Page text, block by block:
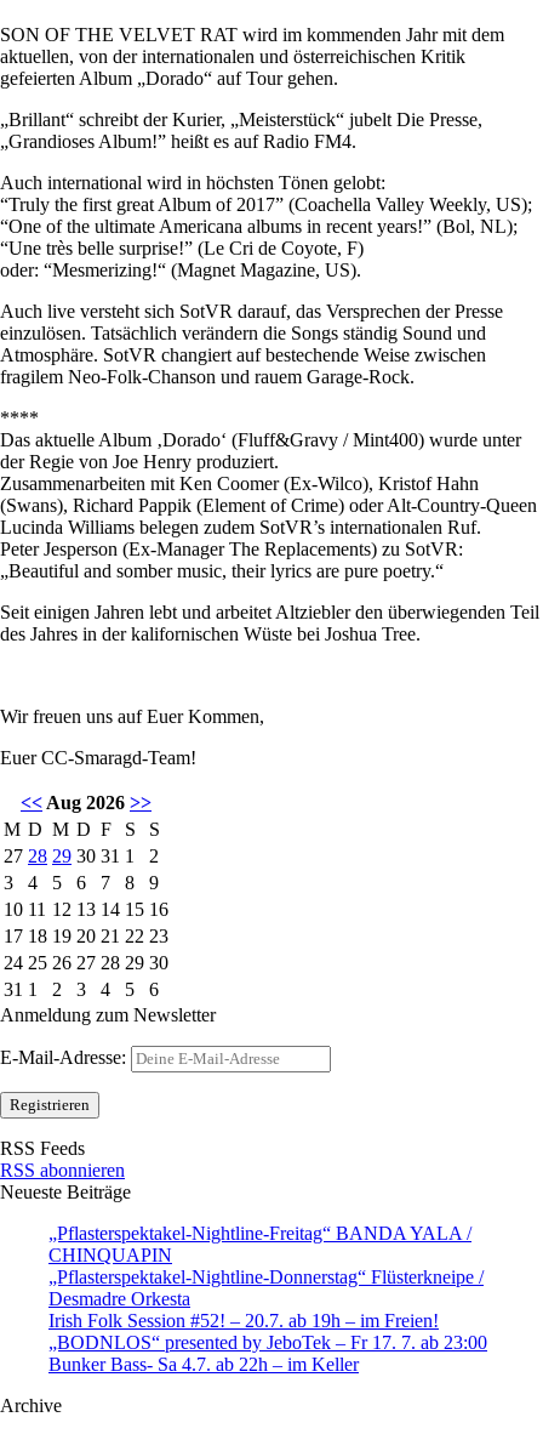
SON OF THE VELVET RAT wird im kommenden Jahr mit dem
aktuellen, von der internationalen und österreichischen Kritik
gefeierten Album „Dorado“ auf Tour gehen.
„Brillant“ schreibt der Kurier, „Meisterstück“ jubelt Die Presse,
„Grandioses Album!” heißt es auf Radio FM4.
Auch international wird in höchsten Tönen gelobt:
“Truly the first great Album of 2017” (Coachella Valley Weekly, US);
“One of the ultimate Americana albums in recent years!” (Bol, NL);
“Une très belle surprise!” (Le Cri de Coyote, F)
oder: “Mesmerizing!“ (Magnet Magazine, US).
Auch live versteht sich SotVR darauf, das Versprechen der Presse
einzulösen. Tatsächlich verändern die Songs ständig Sound und
Atmosphäre. SotVR changiert auf bestechende Weise zwischen
fragilem Neo-Folk-Chanson und rauem Garage-Rock.
****
Das aktuelle Album ‚Dorado‘ (Fluff&Gravy / Mint400) wurde unter
der Regie von Joe Henry produziert.
Zusammenarbeiten mit Ken Coomer (Ex-Wilco), Kristof Hahn
(Swans), Richard Pappik (Element of Crime) oder Alt-Country-Queen
Lucinda Williams belegen zudem SotVR’s internationalen Ruf.
Peter Jesperson (Ex-Manager The Replacements) zu SotVR:
„Beautiful and somber music, their lyrics are pure poetry.“
Seit einigen Jahren lebt und arbeitet Altziebler den überwiegenden Teil
des Jahres in der kalifornischen Wüste bei Joshua Tree.
Wir freuen uns auf Euer Kommen,
Euer CC-Smaragd-Team!
<< Aug 2026 >>
M D M D F S
S
27 28 29 30 31 1
2
3
4 5 6 7 8
9
10 11 12 13 14 15 16
17 18 19 20 21 22 23
24 25 26 27 28 29 30
31 1 2 3 4 5
6
Anmeldung zum Newsletter
E-Mail-Adresse:
RSS Feeds
RSS abonnieren
Neueste Beiträge
„Pflasterspektakel-Nightline-Freitag“ BANDA YALA /
CHINQUAPIN
„Pflasterspektakel-Nightline-Donnerstag“ Flüsterkneipe /
Desmadre Orkesta
Irish Folk Session #52! – 20.7. ab 19h – im Freien!
„BODNLOS“ presented by JeboTek – Fr 17. 7. ab 23:00
Bunker Bass- Sa 4.7. ab 22h – im Keller
Archive